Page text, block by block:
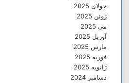
جولای 2025
ژوئن 2025
می 2025
آوریل 2025
مارس 2025
فوریه 2025
ژانویه 2025
دسامبر 2024